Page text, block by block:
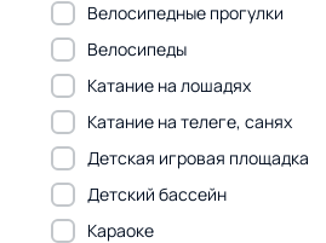
Велосипедные прогулки
Велосипеды
Катание на лошадях
Катание на телеге, санях
Детская игровая площадка
Детский бассейн
Караоке